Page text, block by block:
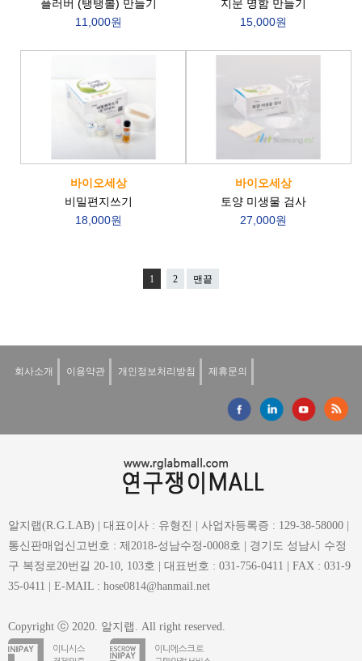
플러버 (탱탱볼) 만들기
11,000원
지문 명함 만들기
15,000원
바이오세상
비밀편지쓰기
18,000원
바이오세상
토양 미생물 검사
27,000원
1 2 맨끝
회사소개 이용약관 개인정보처리방침 제휴문의
알지랩(R.G.LAB) | 대표이사 : 유형진 | 사업자등록증 : 129-38-58000 |
통신판매업신고번호 : 제2018-성남수정-0008호 | 경기도 성남시 수정
구 복정로20번길 20-10, 103호 | 대표번호 : 031-756-0411 | FAX : 031-9
35-0411 | E-MAIL : hose0814@hanmail.net
Copyright ⓒ 2020. 알지랩. All right reserved.